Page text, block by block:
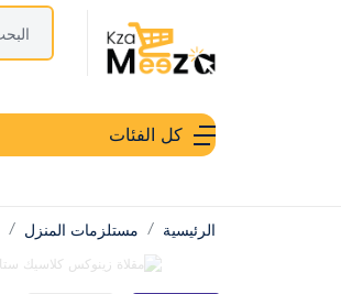
كل الفئات
الرئيسية مستلزمات المنزل